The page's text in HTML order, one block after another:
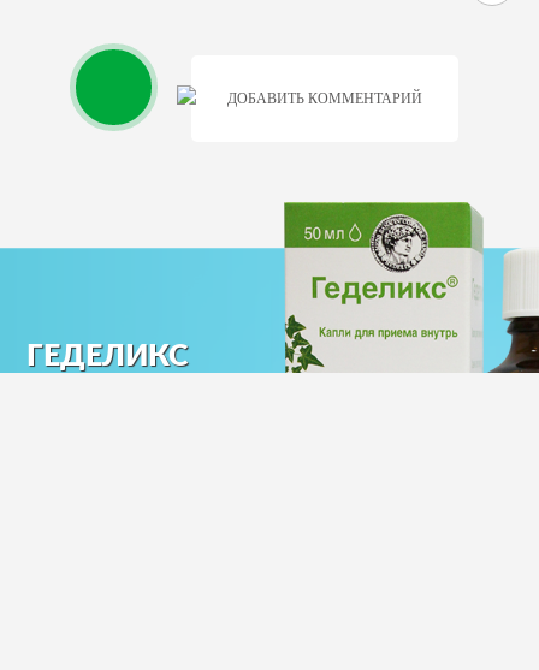
ДОБАВИТЬ КОММЕНТАРИЙ
ГЕДЕЛИКС